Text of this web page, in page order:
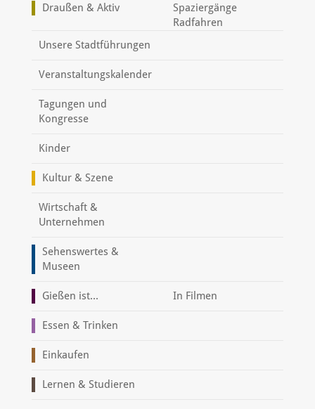
Draußen & Aktiv
Spaziergänge
Radfahren
Unsere Stadtführungen
Veranstaltungskalender
Tagungen und
Kongresse
Kinder
Kultur & Szene
Wirtschaft &
Unternehmen
Sehenswertes &
Museen
Gießen ist... In Filmen
Essen & Trinken
Einkaufen
Lernen & Studieren